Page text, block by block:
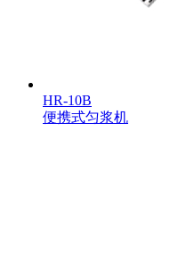
HR-10B
便携式匀浆机